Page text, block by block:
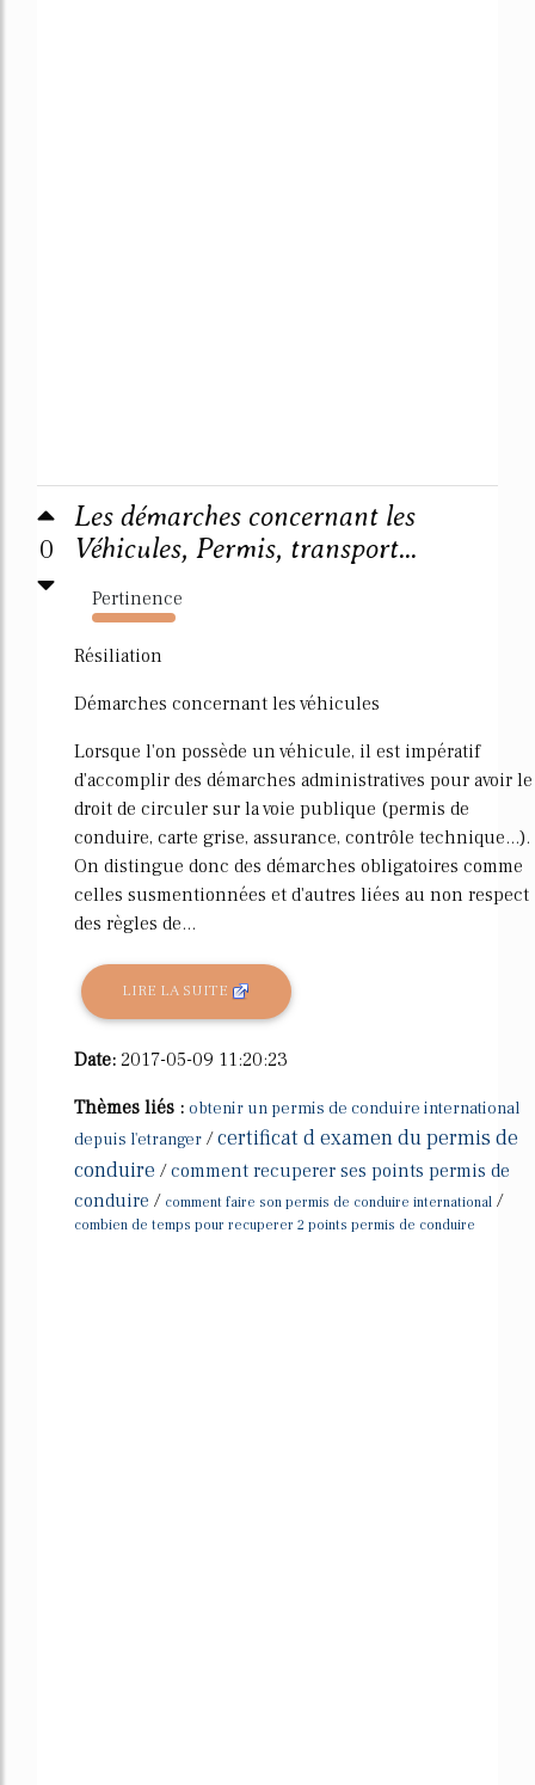
0
Les démarches concernant les
Véhicules, Permis, transport...
Pertinence
7003%
Résiliation
Démarches concernant les véhicules
Lorsque l'on possède un véhicule, il est impératif
d'accomplir des démarches administratives pour avoir le
droit de circuler sur la voie publique (permis de
conduire, carte grise, assurance, contrôle technique...).
On distingue donc des démarches obligatoires comme
celles susmentionnées et d'autres liées au non respect
des règles de...
LIRE LA SUITE
Date: 2017-05-09 11:20:23
Thèmes liés : obtenir un permis de conduire international
depuis l'etranger /certificat d examen du permis de
conduire /comment recuperer ses points permis de
conduire / comment faire son permis de conduire international /
combien de temps pour recuperer 2 points permis de conduire